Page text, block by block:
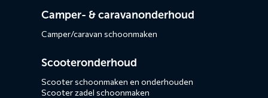
Camper- & caravanonderhoud
Camper/caravan schoonmaken
Scooteronderhoud
Scooter schoonmaken en onderhouden
Scooter zadel schoonmaken